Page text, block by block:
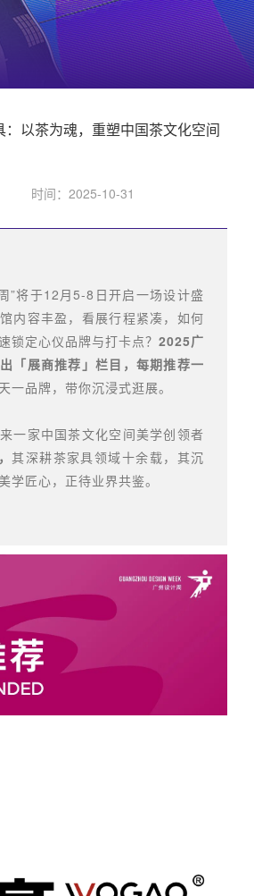
：以茶为魂，重塑中国茶文化空间
时间：2025-10-31
”将于12月5-8日开启一场设计盛
内容丰盈，看展行程紧凑，如何
锁定心仪品牌与打卡点？ 2025广
「展商推荐」栏目，每期推荐一
一品牌，带你沉浸式逛展。
一家中国茶文化空间美学创领者
，其深耕茶家具领域十余载，其沉
学匠心，正待业界共鉴。